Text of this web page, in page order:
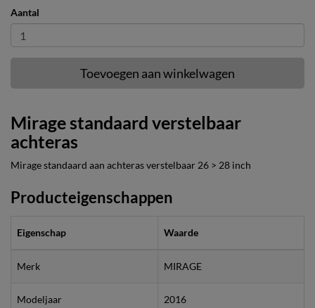
Aantal
Toevoegen aan winkelwagen
Mirage standaard verstelbaar
achteras
Mirage standaard aan achteras verstelbaar 26 > 28 inch
Producteigenschappen
Eigenschap Waarde
Merk MIRAGE
Modeljaar 2016